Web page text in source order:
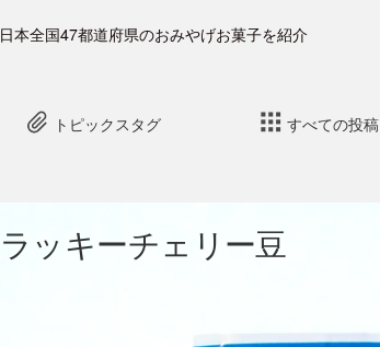
日本全国47都道府県のおみやげお菓子を紹介
トピックスタグ すべての投稿
ラッキーチェリー豆